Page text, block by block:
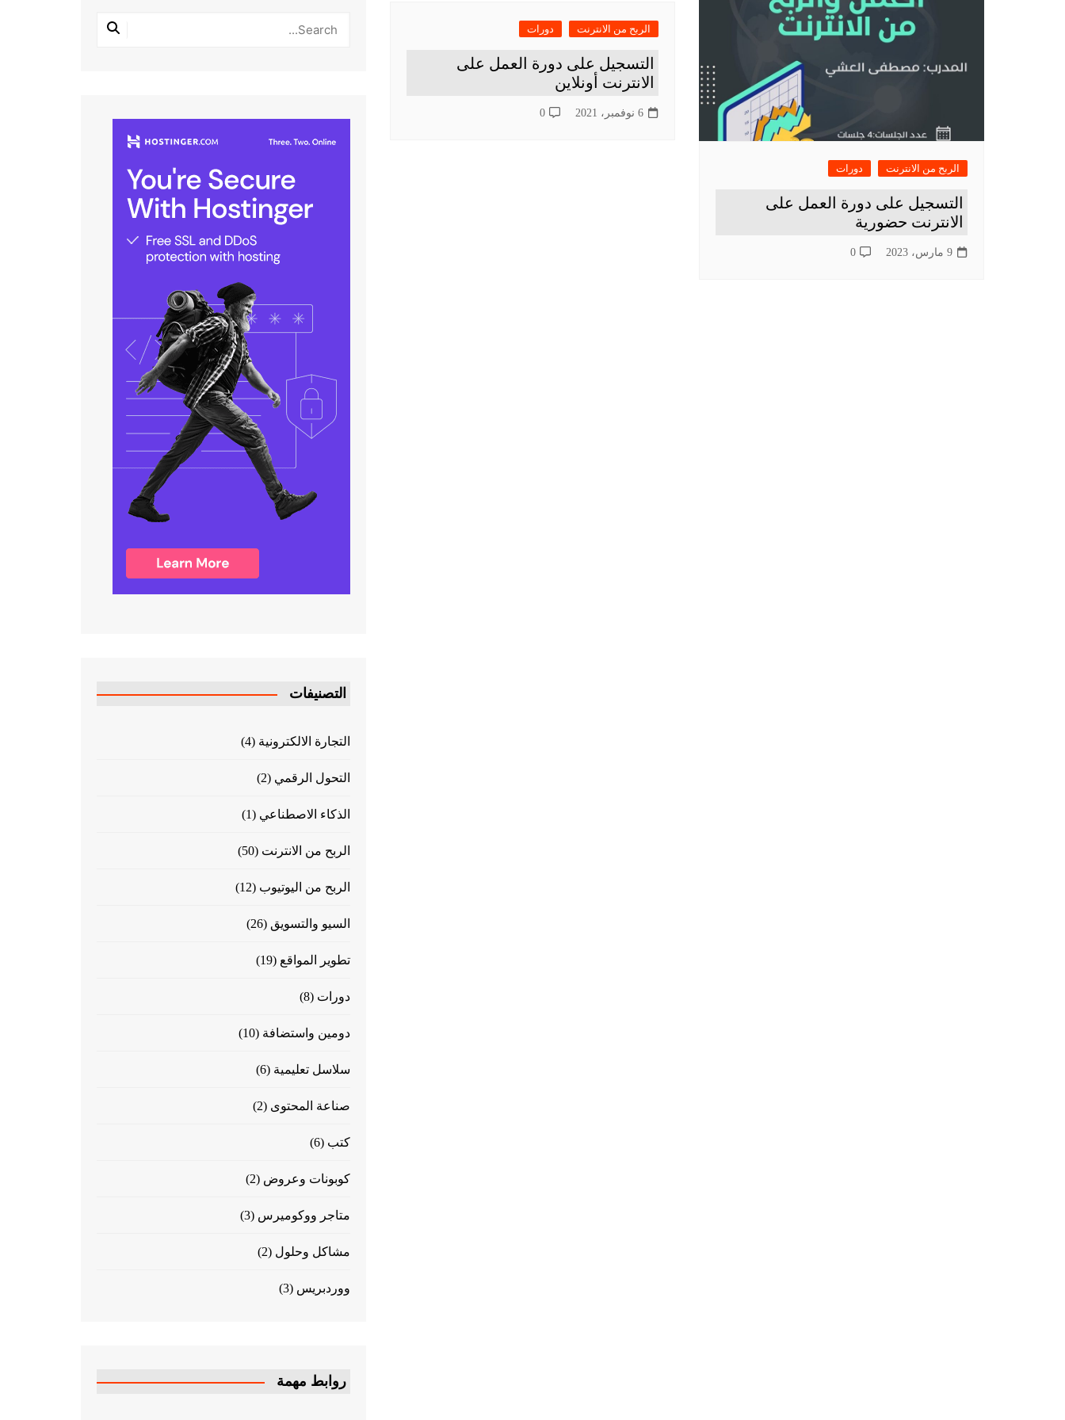
مواقع متنوعة
الربح من الانترنت دورات
التسجيل على دورة العمل على
الانترنت حضورية
9 مارس، 2023 0
الربح من الانترنت دورات
التسجيل على دورة العمل على
الانترنت أونلاين
6 نوفمبر، 2021 0
التصنيفات
التجارة الالكترونية (4)
التحول الرقمي (2)
الذكاء الاصطناعي (1)
الربح من الانترنت (50)
الربح من اليوتيوب (12)
السيو والتسويق (26)
تطوير المواقع (19)
دورات (8)
دومين واستضافة (10)
سلاسل تعليمية (6)
صناعة المحتوى (2)
كتب (6)
كوبونات وعروض (2)
متاجر ووكوميرس (3)
مشاكل وحلول (2)
ووردبريس (3)
روابط مهمة